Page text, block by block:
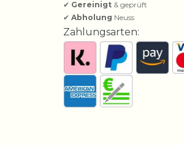
✔ Gereinigt & geprüft
✔ Abholung Neuss
Zahlungsarten: